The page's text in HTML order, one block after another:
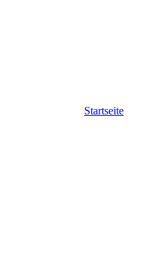
Startseite